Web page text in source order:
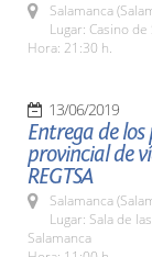
Salamanca
Lugar: Casino de
Hora: 21:30 h.
13/06/2019
Entrega de
provincial de
REGTSA
Salamanca
Lugar: Sala de
Salamanca